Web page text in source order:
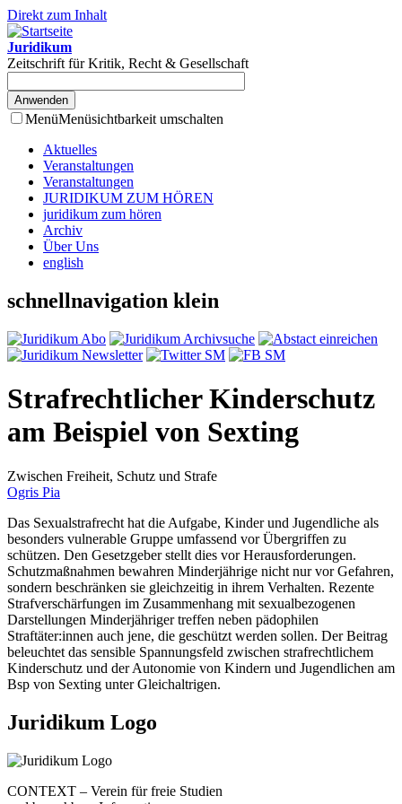
Direkt zum Inhalt
Juridikum
Zeitschrift für Kritik, Recht & Gesellschaft
MenüMenüsichtbarkeit umschalten
Aktuelles
Veranstaltungen
Veranstaltungen
JURIDIKUM ZUM HÖREN
juridikum zum hören
Archiv
Über Uns
english
schnellnavigation klein
Strafrechtlicher Kinderschutz
am Beispiel von Sexting
Zwischen Freiheit, Schutz und Strafe
Ogris Pia
Das Sexualstrafrecht hat die Aufgabe, Kinder und Jugendliche als
besonders vulnerable Gruppe umfassend vor Übergriffen zu
schützen. Den Gesetzgeber stellt dies vor Herausforderungen.
Schutzmaßnahmen bewahren Minderjährige nicht nur vor Gefahren,
sondern beschränken sie gleichzeitig in ihrem Verhalten. Rezente
Strafverschärfungen im Zusammenhang mit sexualbezogenen
Darstellungen Minderjähriger treffen neben pädophilen
Straftäter:innen auch jene, die geschützt werden sollen. Der Beitrag
beleuchtet das sensible Spannungsfeld zwischen strafrechtlichem
Kinderschutz und der Autonomie von Kindern und Jugendlichen am
Bsp von Sexting unter Gleichaltrigen.
Juridikum Logo
CONTEXT – Verein für freie Studien